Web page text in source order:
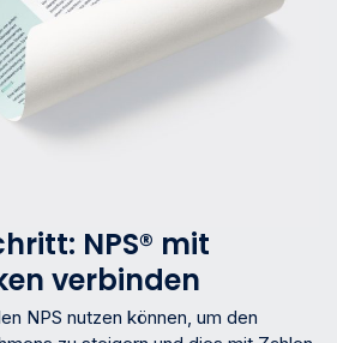
NPS® mit
verbinden
NPS nutzen können, um den